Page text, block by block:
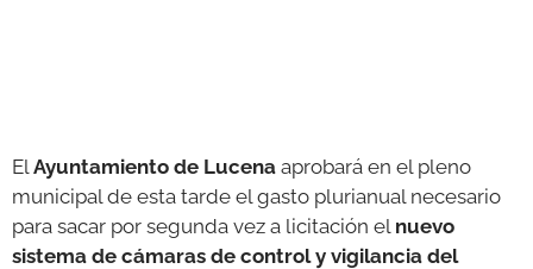
ElAyuntamiento de Lucena aprobará en el pleno
municipal de esta tarde el gasto plurianual necesario
para sacar por segunda vez a licitación el nuevo
sistema de cámaras de control y vigilancia del